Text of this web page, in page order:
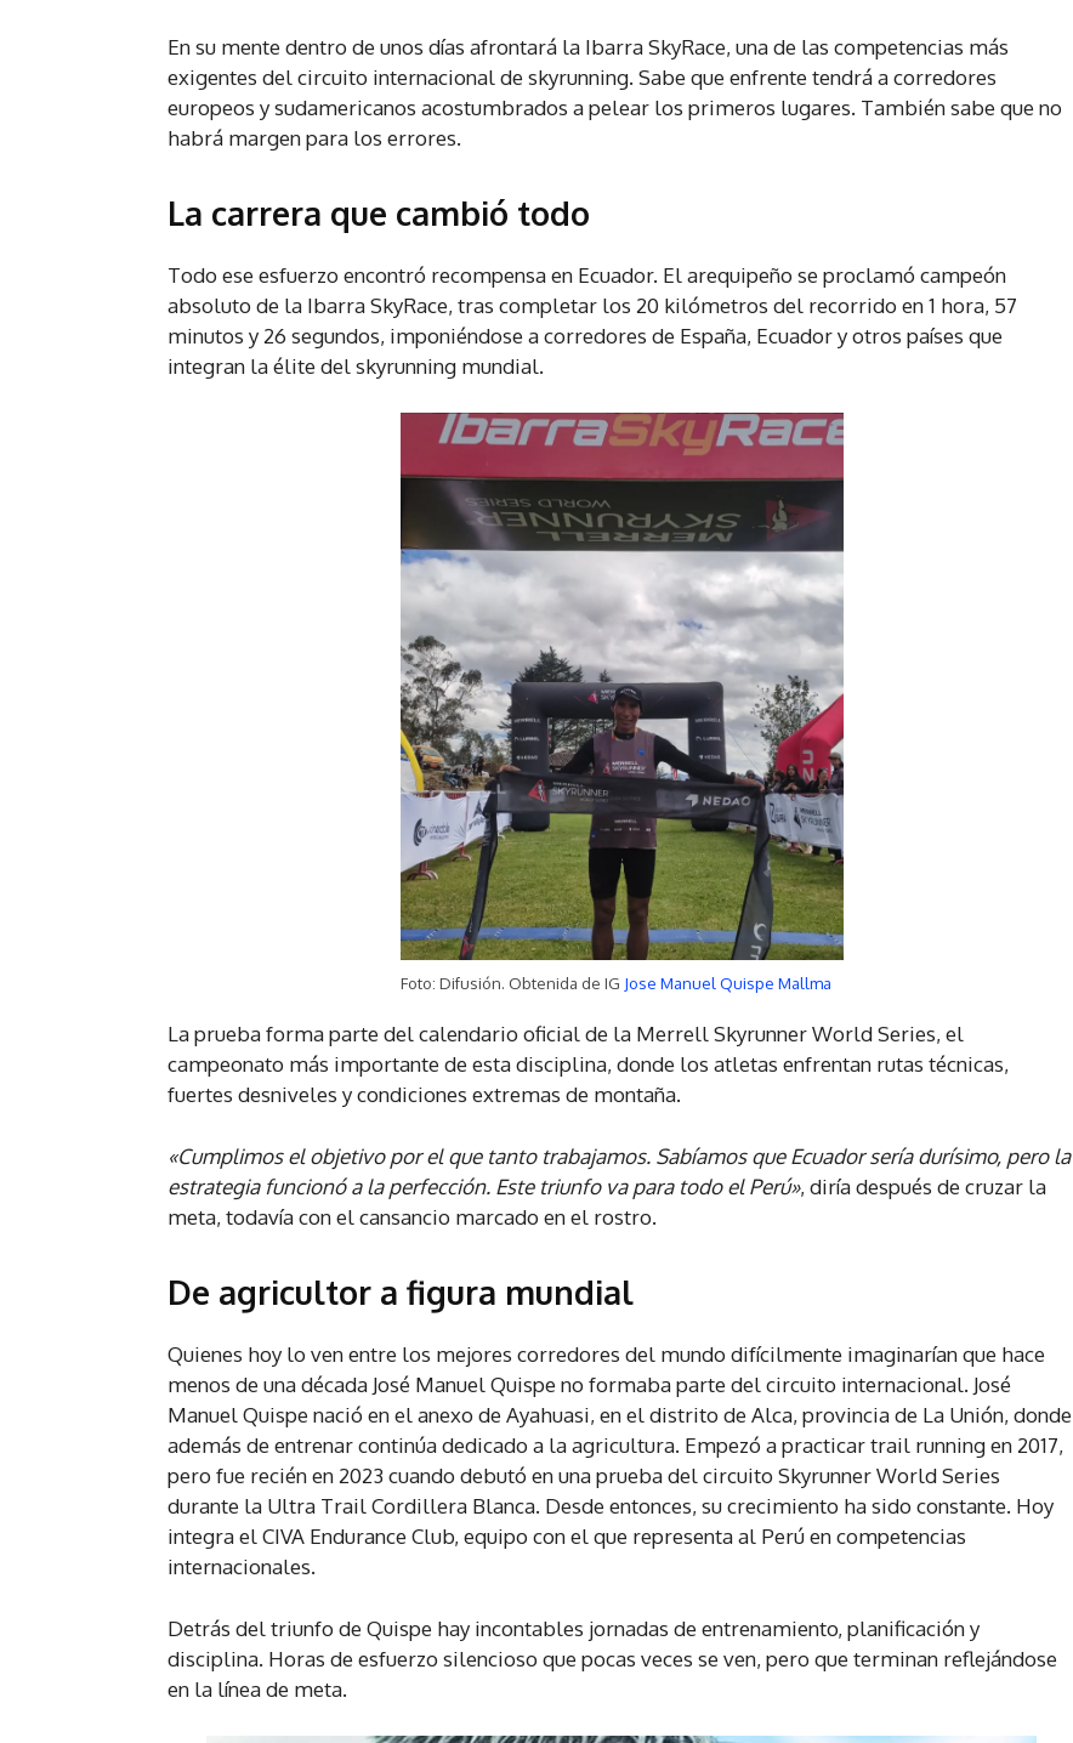
En su mente dentro de unos días afrontará la Ibarra SkyRace, una de las competencias más
exigentes del circuito internacional de skyrunning. Sabe que enfrente tendrá a corredores
europeos y sudamericanos acostumbrados a pelear los primeros lugares. También sabe que no
habrá margen para los errores.
La carrera que cambió todo
Todo ese esfuerzo encontró recompensa en Ecuador. El arequipeño se proclamó campeón
absoluto de la Ibarra SkyRace, tras completar los 20 kilómetros del recorrido en 1 hora, 57
minutos y 26 segundos, imponiéndose a corredores de España, Ecuador y otros países que
integran la élite del skyrunning mundial.
Foto: Difusión. Obtenida de IG Jose Manuel Quispe Mallma
La prueba forma parte del calendario oficial de la Merrell Skyrunner World Series, el
campeonato más importante de esta disciplina, donde los atletas enfrentan rutas técnicas,
fuertes desniveles y condiciones extremas de montaña.
«Cumplimos el objetivo por el que tanto trabajamos. Sabíamos que Ecuador sería durísimo, pero la
estrategia funcionó a la perfección. Este triunfo va para todo el Perú», diría después de cruzar la
meta, todavía con el cansancio marcado en el rostro.
De agricultor a figura mundial
Quienes hoy lo ven entre los mejores corredores del mundo difícilmente imaginarían que hace
menos de una década José Manuel Quispe no formaba parte del circuito internacional. José
Manuel Quispe nació en el anexo de Ayahuasi, en el distrito de Alca, provincia de La Unión, donde
además de entrenar continúa dedicado a la agricultura. Empezó a practicar trail running en 2017,
pero fue recién en 2023 cuando debutó en una prueba del circuito Skyrunner World Series
durante la Ultra Trail Cordillera Blanca. Desde entonces, su crecimiento ha sido constante. Hoy
integra el CIVA Endurance Club, equipo con el que representa al Perú en competencias
internacionales.
Detrás del triunfo de Quispe hay incontables jornadas de entrenamiento, planificación y
disciplina. Horas de esfuerzo silencioso que pocas veces se ven, pero que terminan reflejándose
en la línea de meta.